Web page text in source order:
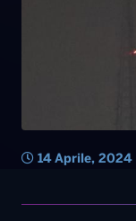
14 Aprile, 2024